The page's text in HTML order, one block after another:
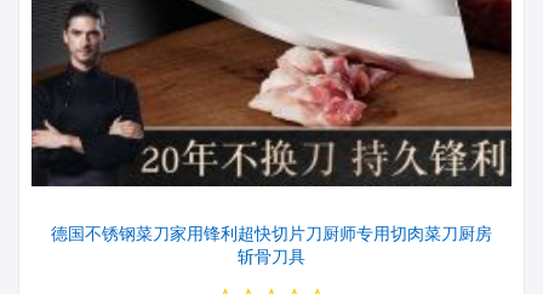
德国不锈钢菜刀家用锋利超快切片刀厨师专用切肉菜刀厨房
斩骨刀具